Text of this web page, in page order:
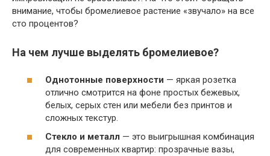
внимание, чтобы бромелиевое растение «звучало» на все
сто процентов?
На чем лучше выделять бромелиевое?
Однотонные поверхности — яркая розетка
отлично смотрится на фоне простых бежевых,
белых, серых стен или мебели без принтов и
сложных текстур.
Стекло и металл — это выигрышная комбинация
для современных квартир: прозрачные вазы,